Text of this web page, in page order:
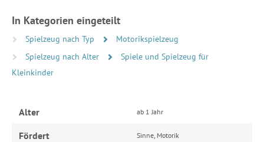
In Kategorien eingeteilt
Spielzeug nach Typ
Motorikspielzeug
Spielzeug nach Alter
Spiele und Spielzeug für
Kleinkinder
Alter ab 1 Jahr
Fördert Sinne, Motorik